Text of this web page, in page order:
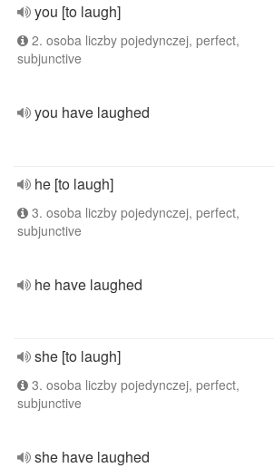
you [to laugh]
2. osoba liczby pojedynczej, perfect,
subjunctive
you have laughed
he [to laugh]
3. osoba liczby pojedynczej, perfect,
subjunctive
he have laughed
she [to laugh]
3. osoba liczby pojedynczej, perfect,
subjunctive
she have laughed